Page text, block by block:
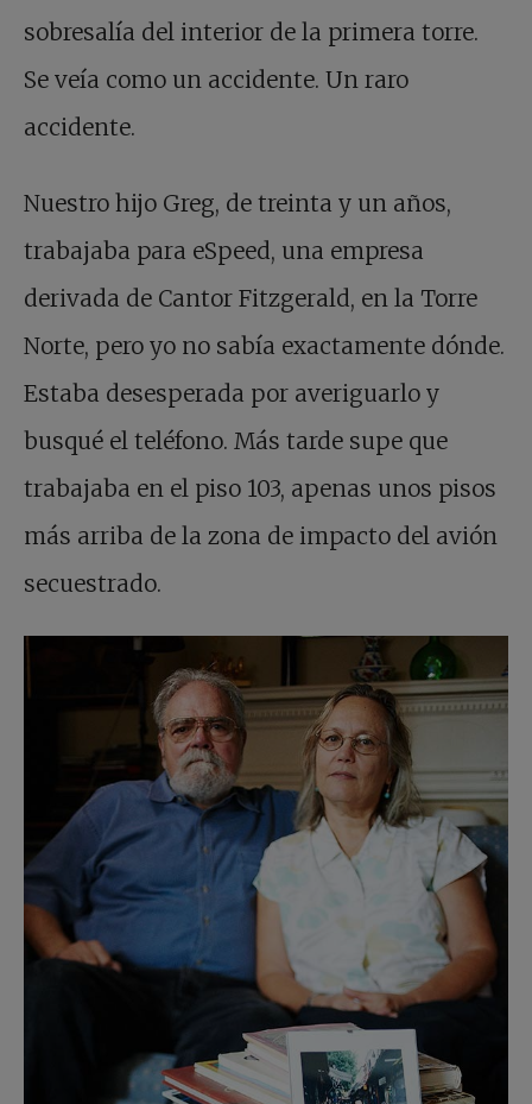
sobresalía del interior de la primera torre.
Se veía como un accidente. Un raro
accidente.
Nuestro hijo Greg, de treinta y un años,
trabajaba para eSpeed, una empresa
derivada de Cantor Fitzgerald, en la Torre
Norte, pero yo no sabía exactamente dónde.
Estaba desesperada por averiguarlo y
busqué el teléfono. Más tarde supe que
trabajaba en el piso 103, apenas unos pisos
más arriba de la zona de impacto del avión
secuestrado.